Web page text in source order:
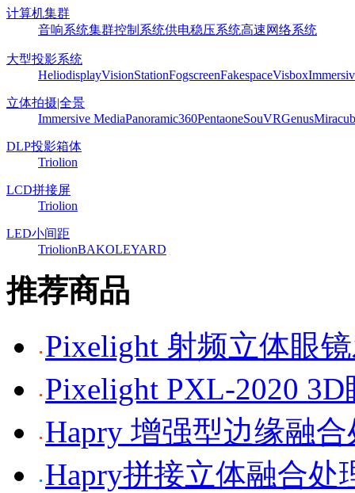
计算机集群
音响系统集群控制系统供电稳压系统高速网络系统
大型投影系统
HeliodisplayVisionStationFogscreenFakespaceVisbox
立体拍摄|全景
Immersive MediaPanoramic360PentaoneSouVRGenus
DLP投影箱体
Triolion
LCD拼接屏
Triolion
LED小间距
TriolionBAKOLEYARD
推荐商品
Pixelight 射频立体眼
Pixelight PXL-2020 3D
Hapry 增强型边缘融
Hapry拼接立体融合处